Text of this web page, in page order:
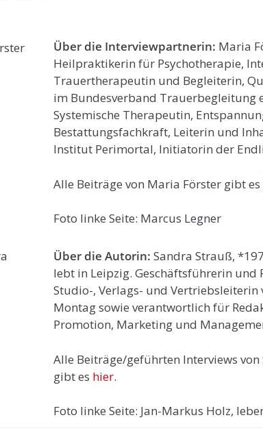
Über die Interviewpartnerin: Maria
Heilpraktikerin für Psychotherapie,
Trauertherapeutin und Begleiterin,
im Bundesverband Trauerbegleitung
Systemische Therapeutin,
Bestattungsfachkraft, Leiterin und
Institut Perimortal, Initiatorin der
Alle Beiträge von Maria Förster gibt es
Foto linke Seite: Marcus Legner
Über die Autorin: Sandra Strauß,
lebt in Leipzig. Geschäftsführerin und
Studio-, Verlags- und Vertriebsleiterin
Montag sowie verantwortlich für
Promotion, Marketing und
Alle Beiträge/geführten Interviews
gibt es hier.
Foto linke Seite: Jan-Markus Holz,